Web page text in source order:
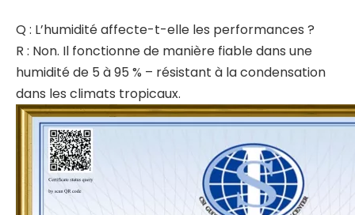
Q : L’humidité affecte-t-elle les performances ?
R : Non. Il fonctionne de manière fiable dans une
humidité de 5 à 95 % – résistant à la condensation
dans les climats tropicaux.